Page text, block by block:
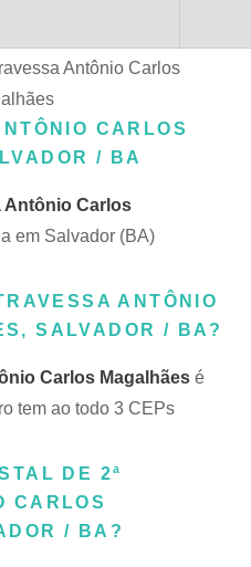
Antônio Carlos
CARLOS
/ BA
Antônio Carlos
em Salvador (BA)
ANTÔNIO
SALVADOR / BA?
Carlos Magalhães é
tem ao todo 3 CEPs
DE 2ª
CARLOS
/ BA?